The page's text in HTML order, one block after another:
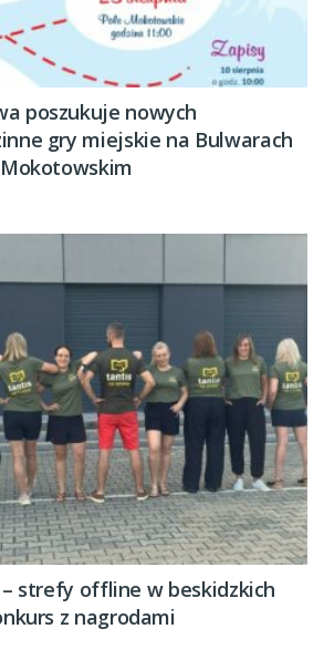
poszukuje nowych
gry miejskie na Bulwarach
strefy offline w beskidzkich
z nagrodami